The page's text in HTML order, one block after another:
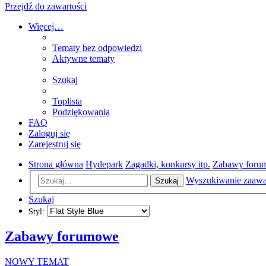
Przejdź do zawartości
Więcej…
Tematy bez odpowiedzi
Aktywne tematy
Szukaj
Toplista
Podziękowania
FAQ
Zaloguj się
Zarejestruj się
Strona główna Hydepark Zagadki, konkursy itp. Zabawy
Szukaj
Wyszukiwanie
Szukaj
Styl:
Zabawy forumowe
NOWY TEMAT